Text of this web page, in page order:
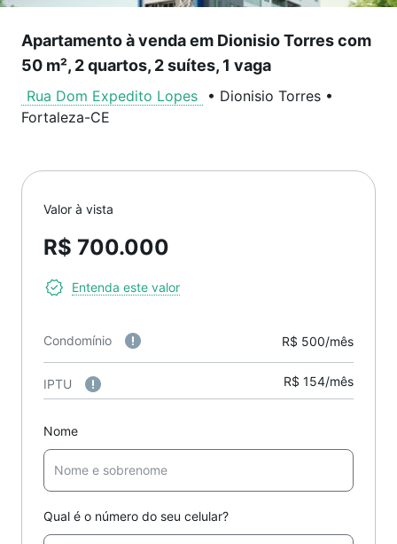
Apartamento à venda em Dionisio Torres com
50 m², 2 quartos, 2 suítes, 1 vaga
Rua Dom Expedito Lopes • Dionisio Torres •
Fortaleza-CE
Valor à vista
R$ 700.000
Entenda este valor
Condomínio R$ 500/mês
IPTU R$ 154/mês
Nome
Qual é o número do seu celular?